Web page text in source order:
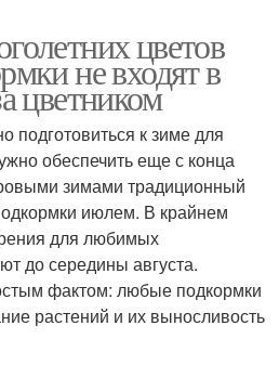
цветов
не входят в
цветником
подготовиться к зиме для
обеспечить еще с конца
зимами традиционный
июлем. В крайнем
для любимых
до середины августа.
фактом: любые подкормки
растений и их выносливость